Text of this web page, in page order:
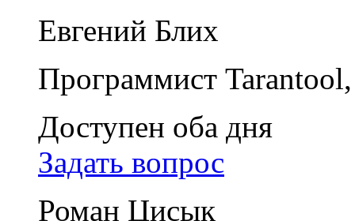
Евгений Блих
Программист
Доступен оба дня
Задать вопрос
Роман Цисык